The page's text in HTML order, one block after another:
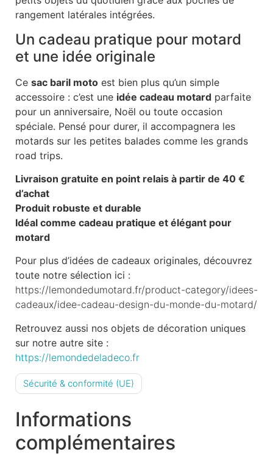
rangement latérales intégrées.
Un cadeau pratique pour motard
et une idée originale
Ce sac baril moto est bien plus qu’un simple
accessoire : c’est une idée cadeau motard parfaite
pour un anniversaire, Noël ou toute occasion
spéciale. Pensé pour durer, il accompagnera les
motards sur les petites balades comme les grands
road trips.
Livraison gratuite en point relais à partir de 40 €
d’achat
Produit robuste et durable
Idéal comme cadeau pratique et élégant pour
motard
Pour plus d’idées de cadeaux originales, découvrez
toute notre sélection ici :
https://lemondedumotard.fr/product-category/idees-
cadeaux/idee-cadeau-design-du-monde-du-motard/
Retrouvez aussi nos objets de décoration uniques
sur notre autre site :
https://lemondedeladeco.fr
Sécurité & conformité (UE)
Informations
complémentaires